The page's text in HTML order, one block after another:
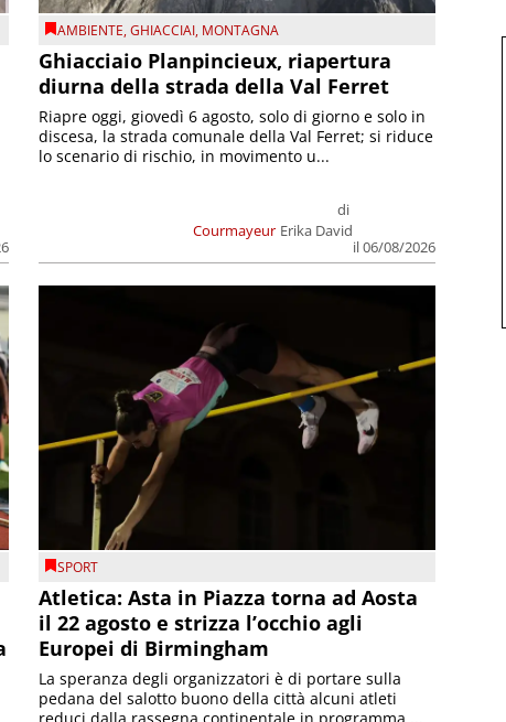
AMBIENTE,GHIACCIAI, MONTAGNA
Ghiacciaio Planpincieux, riapertura
diurna della strada della Val Ferret
Courmayeur
di
Erika David
il 06/08/2026
Riapre oggi, giovedì 6 agosto, solo di giorno e solo in
discesa, la strada comunale della Val Ferret; si riduce
lo scenario di rischio, in movimento u...
SPORT
Atletica: Asta in Piazza torna ad Aosta
il 22 agosto e strizza l’occhio agli
Europei di Birmingham
La speranza degli organizzatori è di portare sulla
pedana del salotto buono della città alcuni atleti